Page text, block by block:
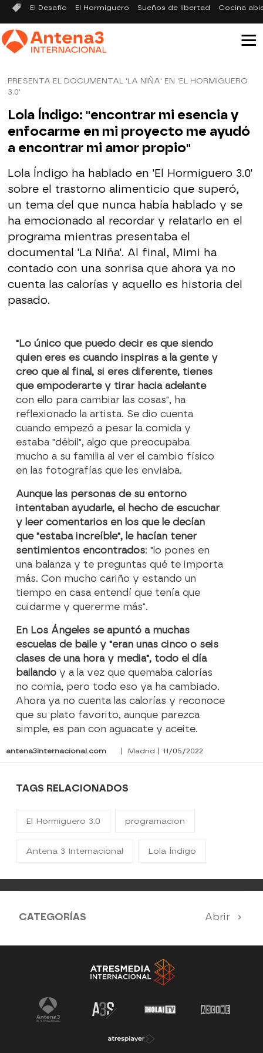
El Desafío El Hormiguero Sueños de libertad Cocina
PRESENTA EL DOCUMENTAL 'LA NIÑA' EN 'EL HORMIGUERO
3.0'
Lola Índigo: "encontrar mi esencia y
enfocarme en mi proyecto me ayudó
a encontrar mi amor propio"
Lola Índigo ha hablado en 'El Hormiguero 3.0'
sobre el trastorno alimenticio que superó,
un tema del que nunca había hablado y se
ha emocionado al recordar y relatarlo en el
programa mientras presentaba el
documental 'La Niña'. Al final, Mimi ha
contado con una sonrisa que ahora ya no
cuenta las calorías y aquello es historia del
pasado.
"Lo único que puedo decir es que siendo
quien eres es cuando inspiras a la gente y
creo que al final, si eres diferente, tienes
que empoderarte y tirar hacia adelante
con ello para cambiar las cosas", ha
reflexionado la artista. Se dio cuenta
cuando empezó a pesar la comida y
estaba "débil", algo que preocupaba
mucho a su familia al ver el cambio físico
en las fotografías que les enviaba.
Aunque las personas de su entorno
intentaban ayudarle, el hecho de escuchar
y leer comentarios en los que le decían
que "estaba increíble", le hacían tener
sentimientos encontrados: "lo pones en
una balanza y te preguntas qué te importa
más. Con mucho cariño y estando un
tiempo en casa entendí que tenía que
cuidarme y quererme más".
En Los Ángeles se apuntó a muchas
escuelas de baile y "eran unas cinco o seis
clases de una hora y media", todo el día
bailando y a la vez que quemaba calorías
no comía, pero todo eso ya ha cambiado.
Ahora ya no cuenta las calorías y reconoce
que su plato favorito, aunque parezca
simple, es pan con aguacate y aceite.
antena3internacional.com | Madrid | 11/05/2022
TAGS RELACIONADOS
El Hormiguero 3.0 programacion
Antena 3 Internacional Lola Índigo
CATEGORÍAS Abrir
Antena 3 Noticias El Hormiguero
Tu cara me suena Pasapalabra